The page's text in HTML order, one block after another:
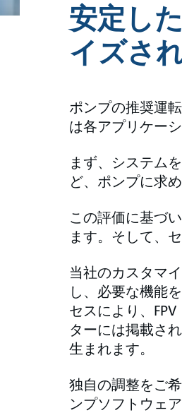
安定し
イズさ
ポンプの推奨運
は各アプリケー
まず、システム
ど、ポンプに求
この評価に基づ
ます。そして、
当社のカスタマ
し、必要な機能
セスにより、
ターには掲載さ
生まれます。
独自の調整をご
ンプソフトウェ